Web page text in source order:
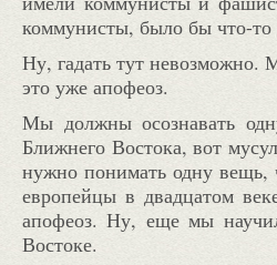
коммунисты, было бы что-то
Ну, гадать тут невозможно.
это уже апофеоз.
Мы должны осознавать
Ближнего Востока, вот
нужно понимать одну вещь,
европейцы в двадцатом
апофеоз. Ну, еще мы
Востоке.